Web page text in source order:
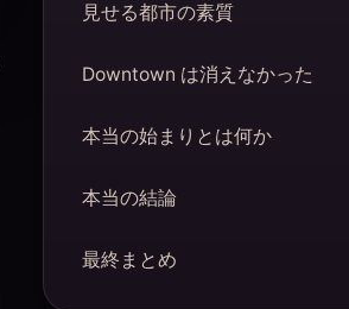
見せる都市の素質
Downtown は消えなかった
本当の始まりとは何か
本当の結論
最終まとめ